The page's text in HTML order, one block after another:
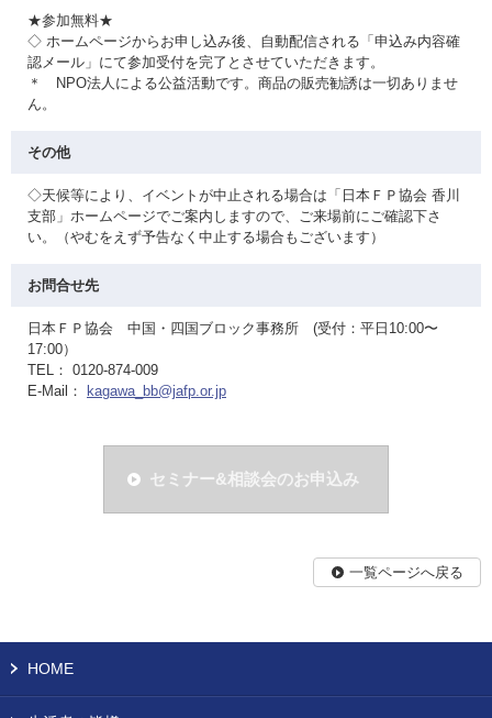
★参加無料★
◇ ホームページからお申し込み後、自動配信される「申込み内容確
認メール」にて参加受付を完了とさせていただきます。
＊ NPO法人による公益活動です。商品の販売勧誘は一切ありませ
ん。
その他
◇天候等により、イベントが中止される場合は「日本ＦＰ協会 香川
支部」ホームページでご案内しますので、ご来場前にご確認下さ
い。（やむをえず予告なく中止する場合もございます）
お問合せ先
日本ＦＰ協会 中国・四国ブロック事務所 (受付：平日10:00〜
17:00）
TEL： 0120-874-009
E-Mail：
kagawa_bb@jafp.or.jp
セミナー&相談会のお申込み
一覧ページへ戻る
HOME